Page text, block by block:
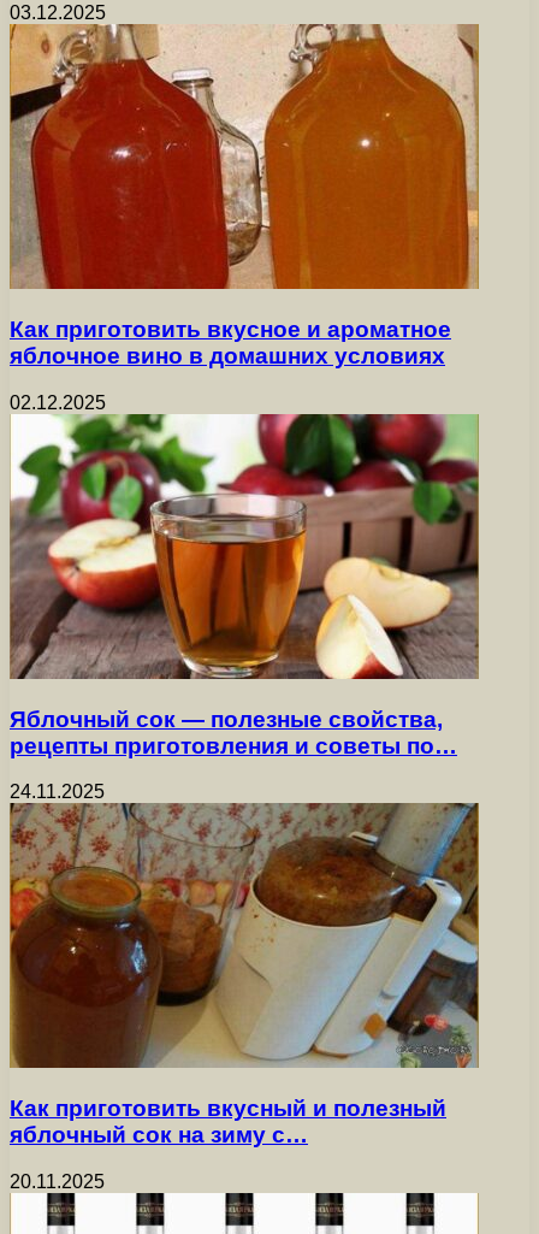
03.12.2025
Как приготовить вкусное и ароматное
яблочное вино в домашних условиях
02.12.2025
Яблочный сок — полезные свойства,
рецепты приготовления и советы по…
24.11.2025
Как приготовить вкусный и полезный
яблочный сок на зиму с…
20.11.2025